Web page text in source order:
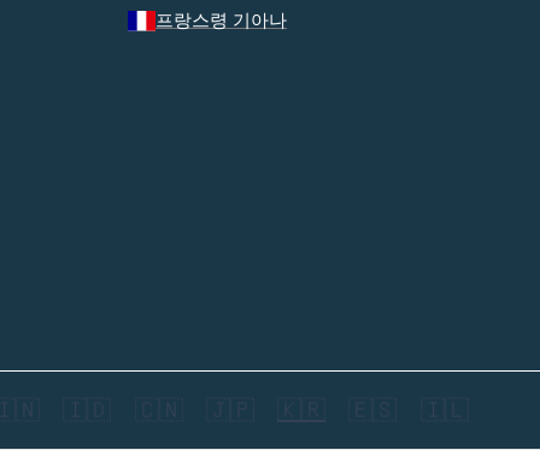
프랑스령 기아나
🇮🇩 🇨🇳 🇯🇵 🇰🇷 🇪🇸 🇮🇱